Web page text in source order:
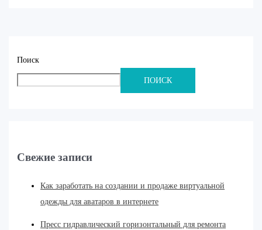
Поиск
ПОИСК
Свежие записи
Как заработать на создании и продаже виртуальной
одежды для аватаров в интернете
Пресс гидравлический горизонтальный для ремонта